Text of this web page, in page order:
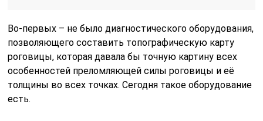
Во-первых – не было диагностического оборудования,
позволяющего составить топографическую карту
роговицы, которая давала бы точную картину всех
особенностей преломляющей силы роговицы и её
толщины во всех точках. Сегодня такое оборудование
есть.